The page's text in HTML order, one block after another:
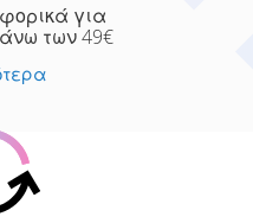
για
των 49€